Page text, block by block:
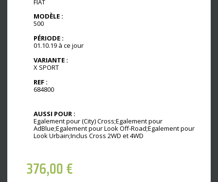
MODÈLE :
500
PÉRIODE :
01.10.19 à ce jour
VARIANTE :
X SPORT
REF :
684800
AUSSI POUR :
Egalement pour (City) Cross;Egalement pour
AdBlue;Egalement pour Look Off-Road;Egalement pour
Look Urbain;Inclus Cross 2WD et 4WD
376,00€